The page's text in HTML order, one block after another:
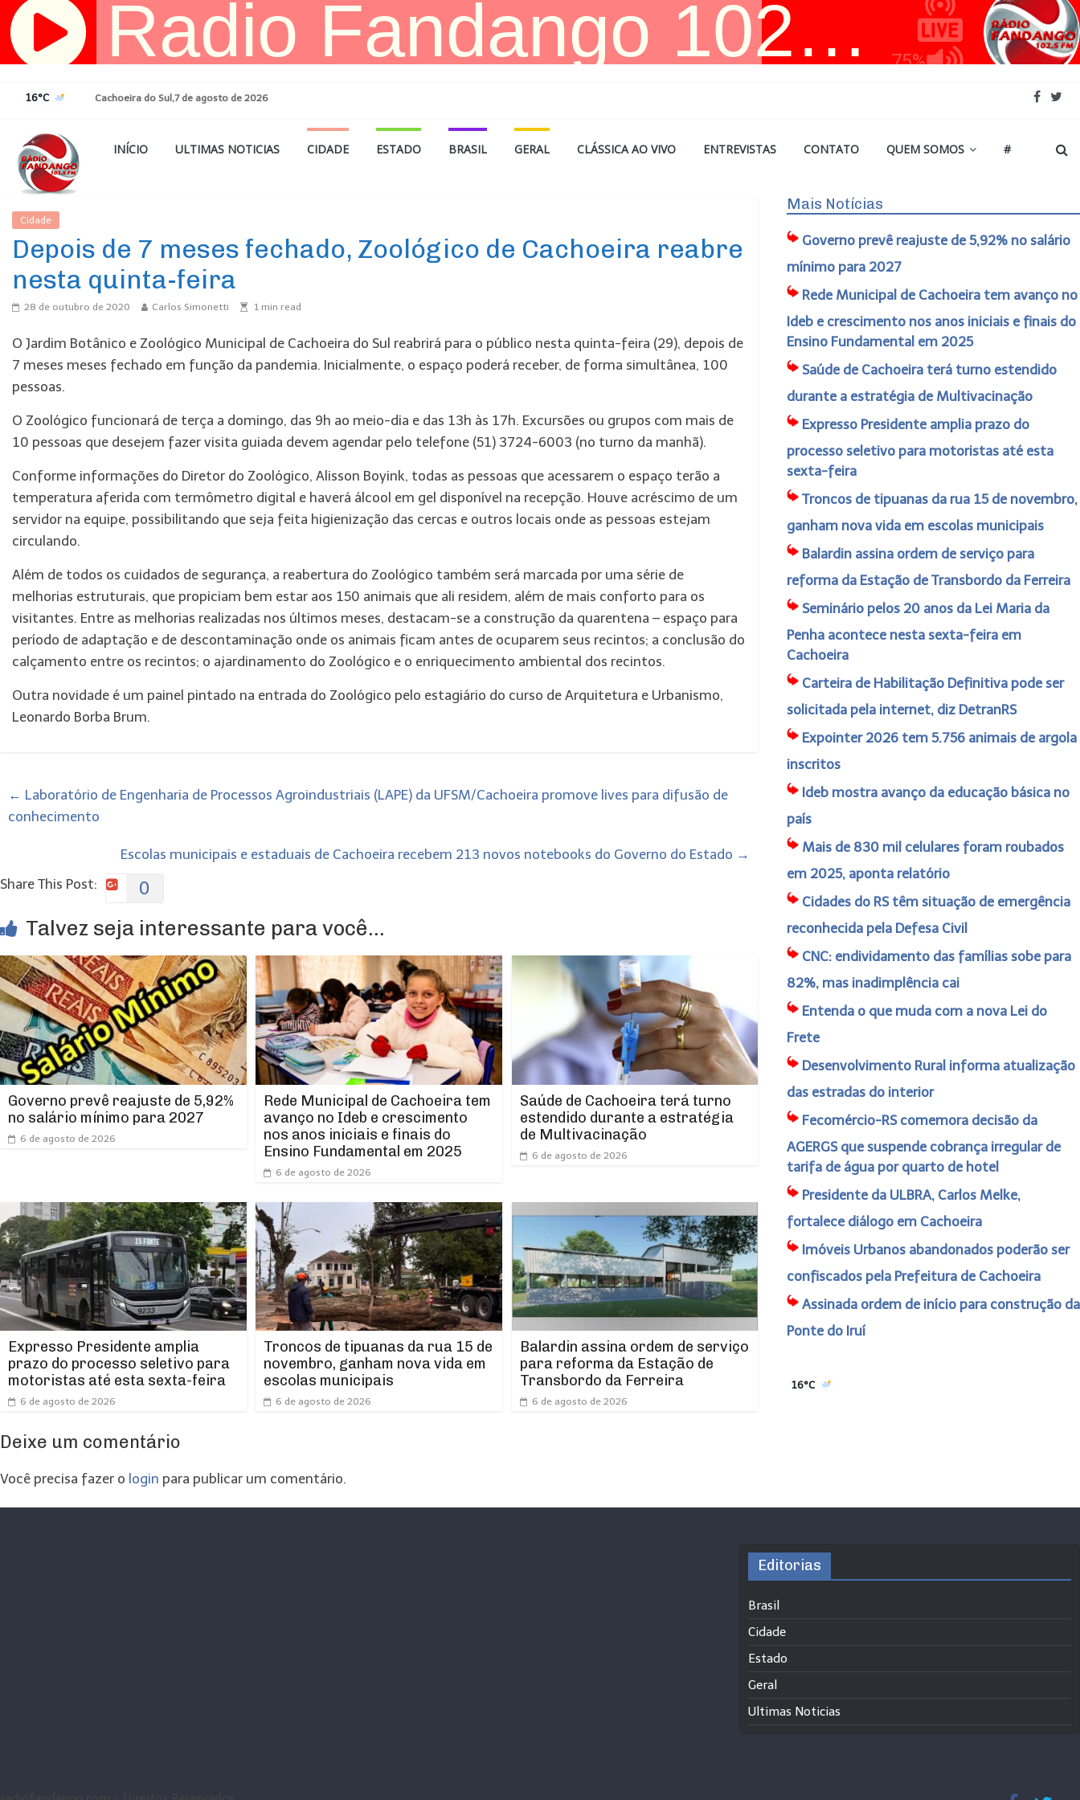
Pular
para
16°C Cachoeira do Sul,7 de agosto de 2026
INÍCIO ULTIMAS NOTICIAS CIDADE ESTADO BRASIL GERAL CLÁSSICA AO VIVO ENTREVISTAS CONTATO QUEM SOMOS #
Cidade
Depois de 7 meses fechado, Zoológico de Cachoeira reabre
nesta quinta-feira
28 de outubro de 2020 Carlos Simonetti 1 min read
O Jardim Botânico e Zoológico Municipal de Cachoeira do Sul reabrirá para o público nesta quinta-feira (29), depois de
7 meses meses fechado em função da pandemia. Inicialmente, o espaço poderá receber, de forma simultânea, 100
pessoas.
O Zoológico funcionará de terça a domingo, das 9h ao meio-dia e das 13h às 17h. Excursões ou grupos com mais de
10 pessoas que desejem fazer visita guiada devem agendar pelo telefone (51) 3724-6003 (no turno da manhã).
Conforme informações do Diretor do Zoológico, Alisson Boyink, todas as pessoas que acessarem o espaço terão a
temperatura aferida com termômetro digital e haverá álcool em gel disponível na recepção. Houve acréscimo de um
servidor na equipe, possibilitando que seja feita higienização das cercas e outros locais onde as pessoas estejam
circulando.
Além de todos os cuidados de segurança, a reabertura do Zoológico também será marcada por uma série de
melhorias estruturais, que propiciam bem estar aos 150 animais que ali residem, além de mais conforto para os
visitantes. Entre as melhorias realizadas nos últimos meses, destacam-se a construção da quarentena – espaço para
período de adaptação e de descontaminação onde os animais ficam antes de ocuparem seus recintos; a conclusão do
calçamento entre os recintos; o ajardinamento do Zoológico e o enriquecimento ambiental dos recintos.
Outra novidade é um painel pintado na entrada do Zoológico pelo estagiário do curso de Arquitetura e Urbanismo,
Leonardo Borba Brum.
← Laboratório de Engenharia de Processos Agroindustriais (LAPE) da UFSM/Cachoeira promove lives para difusão de
conhecimento
Escolas municipais e estaduais de Cachoeira recebem 213 novos notebooks do Governo do Estado →
Share This Post:
0
Talvez seja interessante para você...
Governo prevê reajuste de 5,92%
no salário mínimo para 2027
6 de agosto de 2026
Rede Municipal de Cachoeira tem
avanço no Ideb e crescimento
nos anos iniciais e finais do
Ensino Fundamental em 2025
6 de agosto de 2026
Saúde de Cachoeira terá turno
estendido durante a estratégia
de Multivacinação
6 de agosto de 2026
Expresso Presidente amplia
prazo do processo seletivo para
motoristas até esta sexta-feira
6 de agosto de 2026
Troncos de tipuanas da rua 15 de
novembro, ganham nova vida em
escolas municipais
6 de agosto de 2026
Balardin assina ordem de serviço
para reforma da Estação de
Transbordo da Ferreira
6 de agosto de 2026
Deixe um comentário
Você precisa fazer o login para publicar um comentário.
Mais Notícias
Governo prevê reajuste de 5,92% no salário
mínimo para 2027
Rede Municipal de Cachoeira tem avanço no
Ideb e crescimento nos anos iniciais e finais do
Ensino Fundamental em 2025
Saúde de Cachoeira terá turno estendido
durante a estratégia de Multivacinação
Expresso Presidente amplia prazo do
processo seletivo para motoristas até esta
sexta-feira
Troncos de tipuanas da rua 15 de novembro,
ganham nova vida em escolas municipais
Balardin assina ordem de serviço para
reforma da Estação de Transbordo da Ferreira
Seminário pelos 20 anos da Lei Maria da
Penha acontece nesta sexta-feira em
Cachoeira
Carteira de Habilitação Definitiva pode ser
solicitada pela internet, diz DetranRS
Expointer 2026 tem 5.756 animais de argola
inscritos
Ideb mostra avanço da educação básica no
país
Mais de 830 mil celulares foram roubados
em 2025, aponta relatório
Cidades do RS têm situação de emergência
reconhecida pela Defesa Civil
CNC: endividamento das famílias sobe para
82%, mas inadimplência cai
Entenda o que muda com a nova Lei do
Frete
Desenvolvimento Rural informa atualização
das estradas do interior
Fecomércio-RS comemora decisão da
AGERGS que suspende cobrança irregular de
tarifa de água por quarto de hotel
Presidente da ULBRA, Carlos Melke,
fortalece diálogo em Cachoeira
Imóveis Urbanos abandonados poderão ser
confiscados pela Prefeitura de Cachoeira
Assinada ordem de início para construção da
Ponte do Iruí
16°C
Editorias
Brasil
Cidade
Estado
Geral
Ultimas Noticias